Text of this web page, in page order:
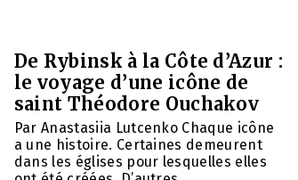
De Rybinsk à la Côte d’Azur :
le voyage d’une icône de
saint Théodore Ouchakov
Par Anastasiia Lutcenko Chaque icône
a une histoire. Certaines demeurent
dans les églises pour lesquelles elles